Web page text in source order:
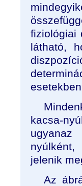
fiziológiai
látható,
kacsa-
jelenik
Az